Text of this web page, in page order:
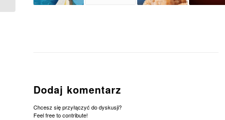
Dodaj komentarz
Chcesz się przyłączyć do dyskusji?
Feel free to contribute!